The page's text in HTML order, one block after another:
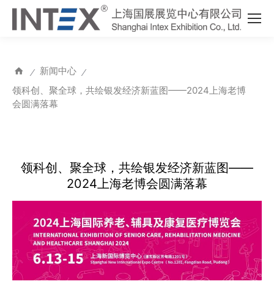
⁄ 新闻中心 ⁄
领科创、聚全球，共绘银发经济新蓝图——2024上海老博
会圆满落幕
领科创、聚全球，共绘银发经济新蓝图——
2024上海老博会圆满落幕